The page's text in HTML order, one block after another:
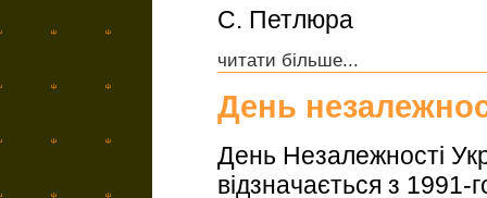
С. Петлюра
читати більше...
День
День Незалежності
відзначається з